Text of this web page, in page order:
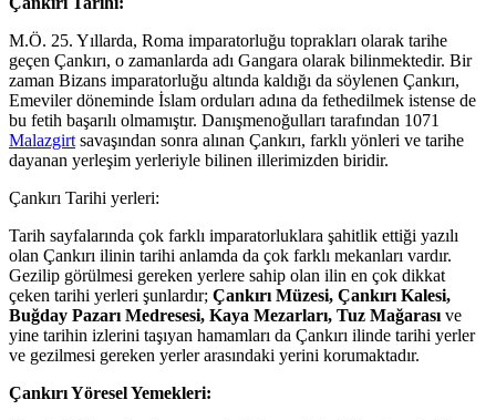
M.Ö. 25. Yıllarda, Roma imparatorluğu toprakları olarak tarihe
geçen Çankırı, o zamanlarda adı Gangara olarak bilinmektedir. Bir
zaman Bizans imparatorluğu altında kaldığı da söylenen Çankırı,
Emeviler döneminde İslam orduları adına da fethedilmek istense de
bu fetih başarılı olmamıştır. Danışmenoğulları tarafından 1071
Malazgirt savaşından sonra alınan Çankırı, farklı yönleri ve tarihe
dayanan yerleşim yerleriyle bilinen illerimizden biridir.
Çankırı Tarihi yerleri:
Tarih sayfalarında çok farklı imparatorluklara şahitlik ettiği yazılı
olan Çankırı ilinin tarihi anlamda da çok farklı mekanları vardır.
Gezilip görülmesi gereken yerlere sahip olan ilin en çok dikkat
çeken tarihi yerleri şunlardır; Çankırı Müzesi, Çankırı Kalesi,
Buğday Pazarı Medresesi, Kaya Mezarları, Tuz Mağarası ve
yine tarihin izlerini taşıyan hamamları da Çankırı ilinde tarihi yerler
ve gezilmesi gereken yerler arasındaki yerini korumaktadır.
Çankırı Yöresel Yemekleri: